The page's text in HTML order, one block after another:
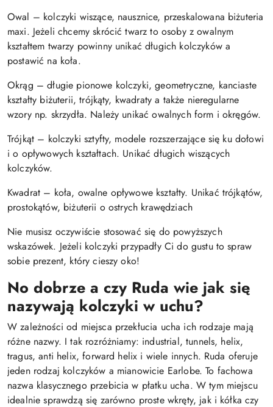
Owal – kolczyki wiszące, nausznice, przeskalowana biżuteria
maxi. Jeżeli chcemy skrócić twarz to osoby z owalnym
kształtem twarzy powinny unikać długich kolczyków a
postawić na koła.
Okrąg – długie pionowe kolczyki, geometryczne, kanciaste
kształty biżuterii, trójkąty, kwadraty a także nieregularne
wzory np. skrzydła. Należy unikać owalnych form i okręgów.
Trójkąt – kolczyki sztyfty, modele rozszerzające się ku dołowi
i o opływowych kształtach. Unikać długich wiszących
kolczyków.
Kwadrat – koła, owalne opływowe kształty. Unikać trójkątów,
prostokątów, biżuterii o ostrych krawędziach
Nie musisz oczywiście stosować się do powyższych
wskazówek. Jeżeli kolczyki przypadły Ci do gustu to spraw
sobie prezent, który cieszy oko!
No dobrze a czy Ruda wie jak się
nazywają kolczyki w uchu?
W zależności od miejsca przekłucia ucha ich rodzaje mają
różne nazwy. I tak rozróżniamy: industrial, tunnels, helix,
tragus, anti helix, forward helix i wiele innych. Ruda oferuje
jeden rodzaj kolczyków a mianowicie Earlobe. To fachowa
nazwa klasycznego przebicia w płatku ucha. W tym miejscu
idealnie sprawdzą się zarówno proste wkręty, jak i kółka czy